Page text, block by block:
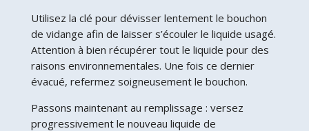
Utilisez la clé pour dévisser lentement le bouchon
de vidange afin de laisser s’écouler le liquide usagé.
Attention à bien récupérer tout le liquide pour des
raisons environnementales. Une fois ce dernier
évacué, refermez soigneusement le bouchon.
Passons maintenant au remplissage : versez
progressivement le nouveau liquide de